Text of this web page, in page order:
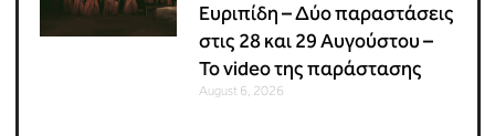
Ευριπίδη – Δύο παραστάσεις
στις 28 και 29 Αυγούστου –
Το video της παράστασης
August 6, 2026